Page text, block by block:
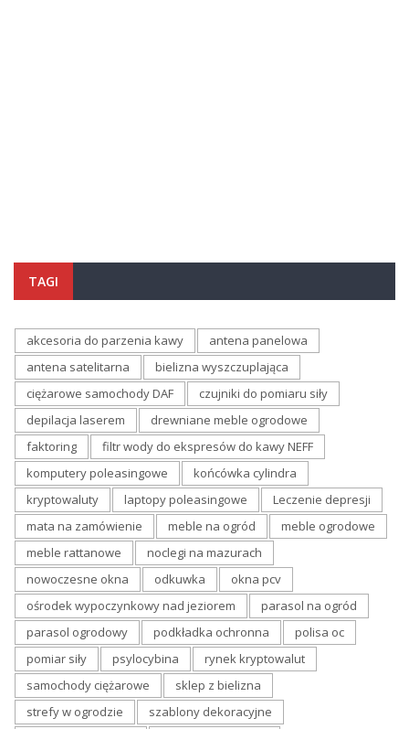
TAGI
akcesoria do parzenia kawy
antena panelowa
antena satelitarna
bielizna wyszczuplająca
ciężarowe samochody DAF
czujniki do pomiaru siły
depilacja laserem
drewniane meble ogrodowe
faktoring
filtr wody do ekspresów do kawy NEFF
komputery poleasingowe
końcówka cylindra
kryptowaluty
laptopy poleasingowe
Leczenie depresji
mata na zamówienie
meble na ogród
meble ogrodowe
meble rattanowe
noclegi na mazurach
nowoczesne okna
odkuwka
okna pcv
ośrodek wypoczynkowy nad jeziorem
parasol na ogród
parasol ogrodowy
podkładka ochronna
polisa oc
pomiar siły
psylocybina
rynek kryptowalut
samochody ciężarowe
sklep z bielizna
strefy w ogrodzie
szablony dekoracyjne